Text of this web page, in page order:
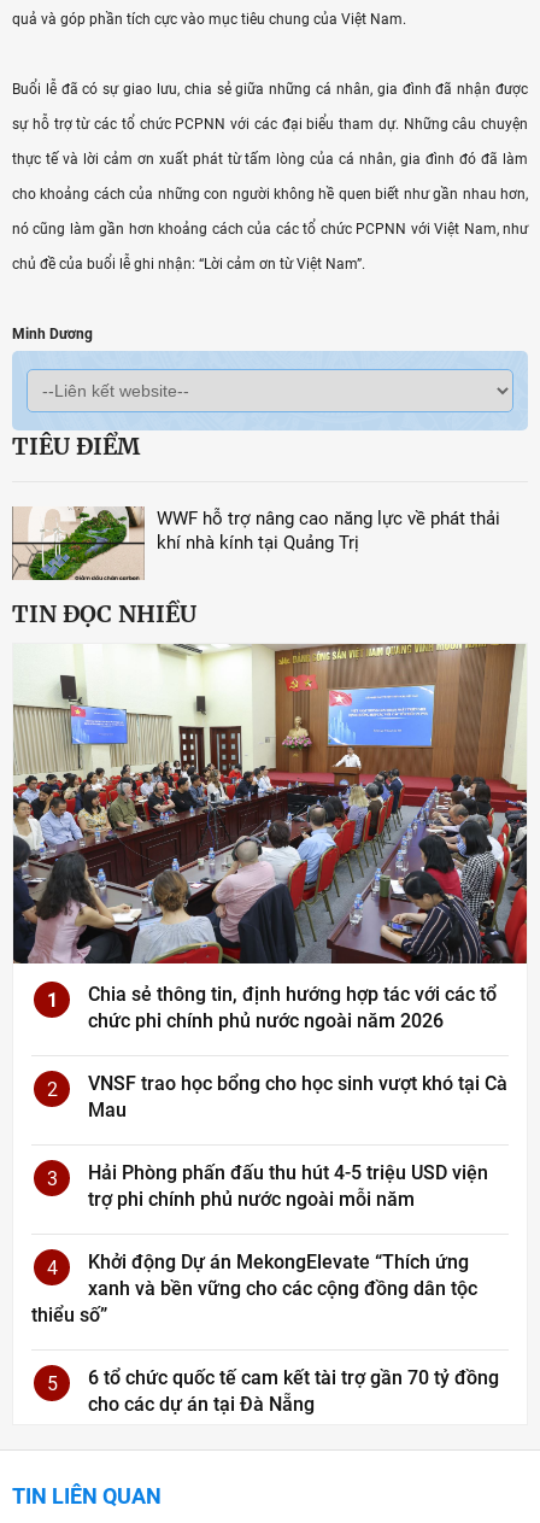
quả và góp phần tích cực vào mục tiêu chung của Việt Nam.
Buổi lễ đã có sự giao lưu, chia sẻ giữa những cá nhân, gia đình đã nhận được
sự hỗ trợ từ các tổ chức PCPNN với các đại biểu tham dự. Những câu chuyện
thực tế và lời cảm ơn xuất phát từ tấm lòng của cá nhân, gia đình đó đã làm
cho khoảng cách của những con người không hề quen biết như gần nhau hơn,
nó cũng làm gần hơn khoảng cách của các tổ chức PCPNN với Việt Nam, như
chủ đề của buổi lễ ghi nhận: “Lời cảm ơn từ Việt Nam”.
Minh Dương
TIÊU ĐIỂM
WWF hỗ trợ nâng cao năng lực về phát thải
khí nhà kính tại Quảng Trị
TIN ĐỌC NHIỀU
1
Chia sẻ thông tin, định hướng hợp tác với các tổ
chức phi chính phủ nước ngoài năm 2026
2
VNSF trao học bổng cho học sinh vượt khó tại Cà
Mau
3
Hải Phòng phấn đấu thu hút 4-5 triệu USD viện
trợ phi chính phủ nước ngoài mỗi năm
4
Khởi động Dự án MekongElevate “Thích ứng
xanh và bền vững cho các cộng đồng dân tộc
thiểu số”
5
6 tổ chức quốc tế cam kết tài trợ gần 70 tỷ đồng
cho các dự án tại Đà Nẵng
TIN LIÊN QUAN